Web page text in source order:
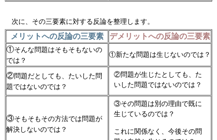
次に、その三要素に対する反論を整理します。
メリットへの反論の三要素
デメリットへの反論の三要素
①そんな問題はそもそもないの
では？
①新たな問題は生じないのでは？
②問題だとしても、たいした問
題ではないのでは？
②問題が生じたとしても、た
いした問題ではないのでは？
③そもそもその方法では問題が
解決しないのでは？
③その問題は別の理由で既に
生じているのでは？
これに関係なく、今後その問